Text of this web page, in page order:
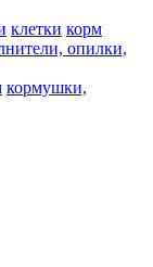
клетки корм
опилки,
кормушки,